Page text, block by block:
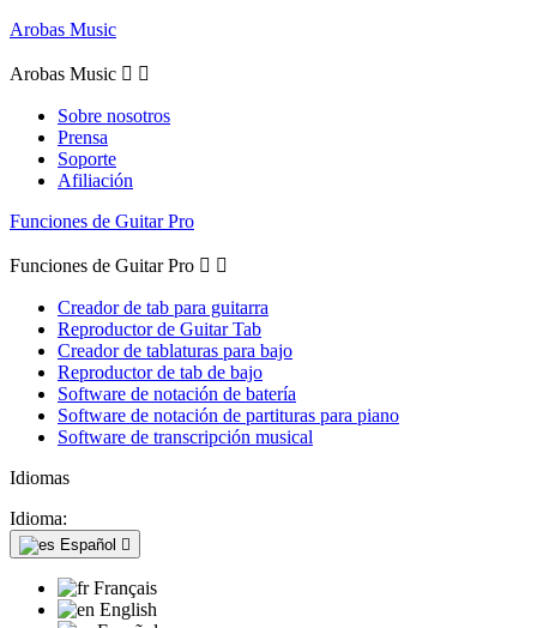
Arobas Music
Arobas Music  
Sobre nosotros
Prensa
Soporte
Afiliación
Funciones de Guitar Pro
Funciones de Guitar Pro  
Creador de tab para guitarra
Reproductor de Guitar Tab
Creador de tablaturas para bajo
Reproductor de tab de bajo
Software de notación de batería
Software de notación de partituras para piano
Software de transcripción musical
Idiomas
Idioma:
Español 
Français
English